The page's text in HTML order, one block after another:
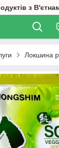
з
Локшина